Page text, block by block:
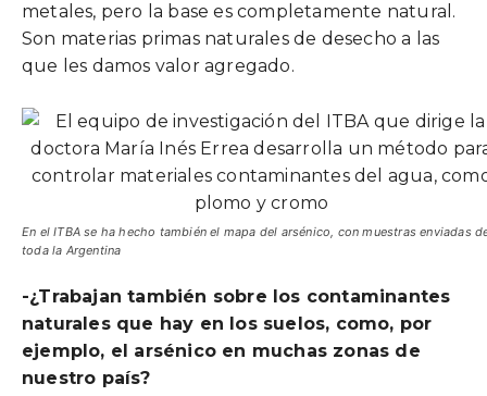
metales, pero la base es completamente natural.
Son materias primas naturales de desecho a las
que les damos valor agregado.
En el ITBA se ha hecho también el mapa del arsénico, con muestras enviadas
toda la Argentina
-¿Trabajan también sobre los contaminantes
naturales que hay en los suelos, como, por
ejemplo, el arsénico en muchas zonas de
nuestro país?